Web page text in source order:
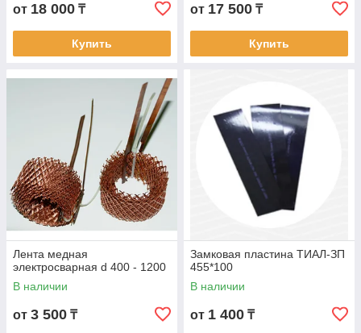
от 18 000 ₸
Купить
от 17 500 ₸
Купить
Лента медная
электросварная d 400 - 1200
В наличии
от 3 500 ₸
Замковая пластина ТИАЛ-ЗП
455*100
В наличии
от 1 400 ₸